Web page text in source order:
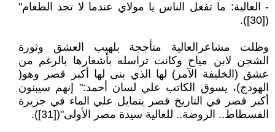
- العالية: ما تفعل الناس يا مولاي عندما لا تجد الطعام"
([30]).
وظلت مشاعرالعالية متأججة بلهيب العشق وثورة
الشجن لابن مياح وكانت تراسله بأشعارها بالرغم من
عشق (الخليفة الآمر) لها الذي بنى لها أكبر قصر وهو(
الهودج)، يسوق الكاتب علي لسان أحمد:" إنهم سيبنون
أكبر قصر في التاريخ قصر يتمايل علي الماء في جزيرة
الفسطاط.. الروضة.. للعالية سيدة مصر الأولى"([31]).